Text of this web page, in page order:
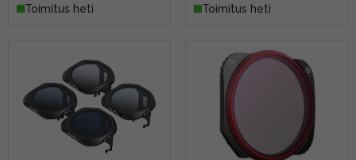
Toimitus heti Toimitus heti